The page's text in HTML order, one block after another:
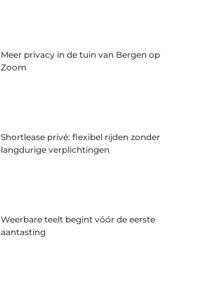
Meer privacy in de tuin van Bergen op
Zoom
Shortlease privé: flexibel rijden zonder
langdurige verplichtingen
Weerbare teelt begint vóór de eerste
aantasting